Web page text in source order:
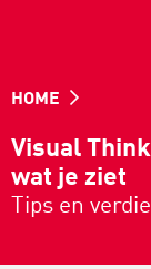
HOME
Visual
wat je ziet
Tips en